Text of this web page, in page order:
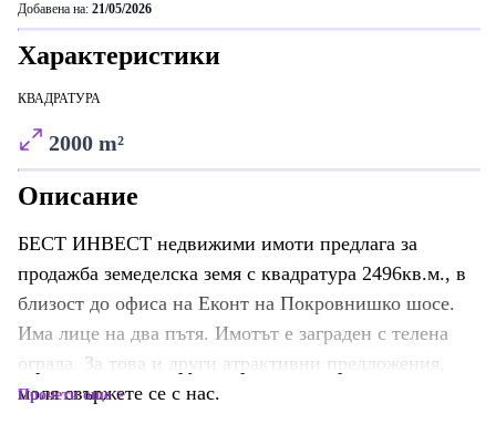
Добавена на: 21/05/2026
Характеристики
КВАДРАТУРА
2000 m²
Описание
БЕСТ ИНВЕСТ недвижими имоти предлага за
продажба земеделска земя с квадратура 2496кв.м., в
близост до офиса на Еконт на Покровнишко шосе.
Има лице на два пътя. Имотът е заграден с телена
ограда. За това и други атрактивни предложения,
моля свържете се с нас.
Прочети още